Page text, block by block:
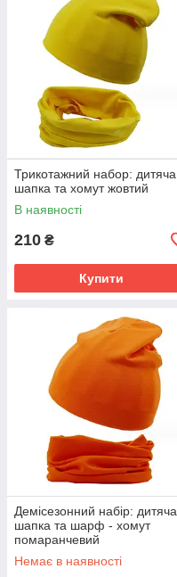
Трикотажний набор: дитяча
шапка та хомут жовтий
В наявності
210 ₴
Купити
Демісезонний набір: дитяча
шапка та шарф - хомут
помаранчевий
Немає в наявності